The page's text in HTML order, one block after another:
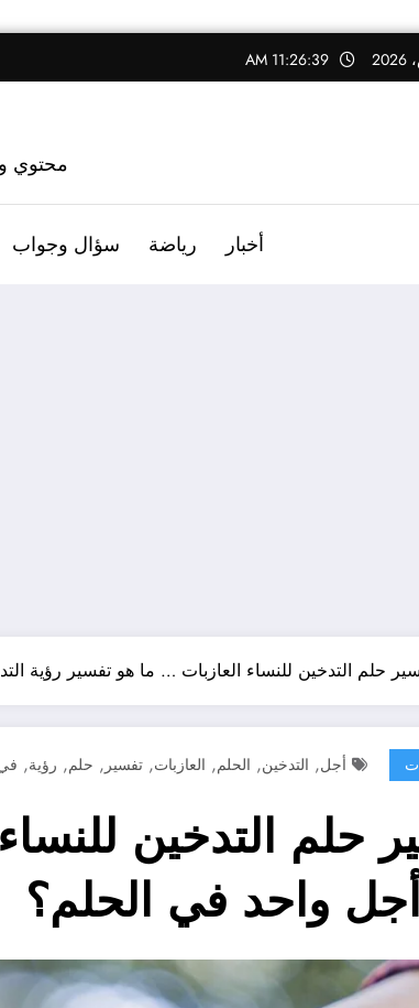
11:26:40 AM
محتوي
أخبار رياضة سؤال وجواب
حلم التدخين للنساء العازبات … ما هو تفسير رؤية
أجل, التدخين, الحلم, العازبات, تفسير , حلم, رؤية,
حلم التدخين
واحد في الحلم؟